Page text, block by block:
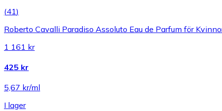
(41)
Roberto Cavalli Paradiso Assoluto Eau de Parfum för
1 161 kr
425 kr
5,67 kr/ml
I lager